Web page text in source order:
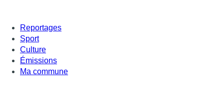
Reportages
Sport
Culture
Émissions
Ma commune